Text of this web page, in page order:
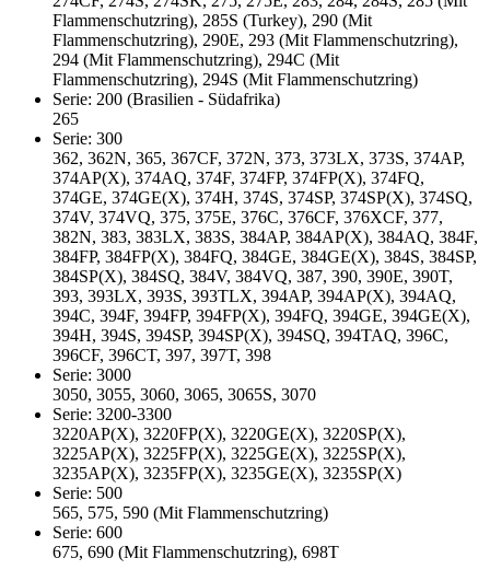
Flammenschutzring), 285S (Turkey), 290 (Mit
Flammenschutzring), 290E, 293 (Mit Flammenschutzring),
294 (Mit Flammenschutzring), 294C (Mit
Flammenschutzring), 294S (Mit Flammenschutzring)
Serie: 200 (Brasilien - Südafrika)
265
Serie: 300
362, 362N, 365, 367CF, 372N, 373, 373LX, 373S, 374AP,
374AP(X), 374AQ, 374F, 374FP, 374FP(X), 374FQ,
374GE, 374GE(X), 374H, 374S, 374SP, 374SP(X), 374SQ,
374V, 374VQ, 375, 375E, 376C, 376CF, 376XCF, 377,
382N, 383, 383LX, 383S, 384AP, 384AP(X), 384AQ, 384F,
384FP, 384FP(X), 384FQ, 384GE, 384GE(X), 384S, 384SP,
384SP(X), 384SQ, 384V, 384VQ, 387, 390, 390E, 390T,
393, 393LX, 393S, 393TLX, 394AP, 394AP(X), 394AQ,
394C, 394F, 394FP, 394FP(X), 394FQ, 394GE, 394GE(X),
394H, 394S, 394SP, 394SP(X), 394SQ, 394TAQ, 396C,
396CF, 396CT, 397, 397T, 398
Serie: 3000
3050, 3055, 3060, 3065, 3065S, 3070
Serie: 3200-3300
3220AP(X), 3220FP(X), 3220GE(X), 3220SP(X),
3225AP(X), 3225FP(X), 3225GE(X), 3225SP(X),
3235AP(X), 3235FP(X), 3235GE(X), 3235SP(X)
Serie: 500
565, 575, 590 (Mit Flammenschutzring)
Serie: 600
675, 690 (Mit Flammenschutzring), 698T